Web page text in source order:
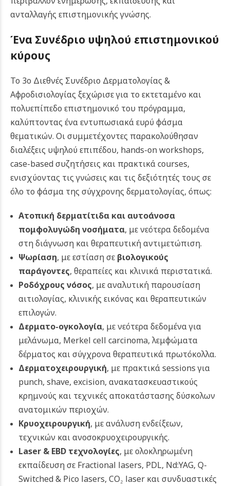
ανταλλαγής επιστημονικής γνώσης.
Ένα Συνέδριο υψηλού επιστημονικού
κύρους
Το 3ο Διεθνές Συνέδριο Δερματολογίας &
Αφροδισιολογίας ξεχώρισε για το εκτεταμένο και
πολυεπίπεδο επιστημονικό του πρόγραμμα,
καλύπτοντας ένα εντυπωσιακά ευρύ φάσμα
θεματικών. Οι συμμετέχοντες παρακολούθησαν
διαλέξεις υψηλού επιπέδου, hands-on workshops,
case-based συζητήσεις και πρακτικά courses,
ενισχύοντας τις γνώσεις και τις δεξιότητές τους σε
όλο το φάσμα της σύγχρονης δερματολογίας, όπως:
Ατοπική δερματίτιδακαι αυτοάνοσα
πομφολυγώδη νοσήματα, με νεότερα δεδομένα
στη διάγνωση και θεραπευτική αντιμετώπιση.
Ψωρίαση, με εστίαση σε βιολογικούς
παράγοντες, θεραπείες και κλινικά περιστατικά.
Ροδόχρους νόσος, με αναλυτική παρουσίαση
αιτιολογίας, κλινικής εικόνας και θεραπευτικών
επιλογών.
Δερματο-ογκολογία, με νεότερα δεδομένα για
μελάνωμα, Merkel cell carcinoma, λεμφώματα
δέρματος και σύγχρονα θεραπευτικά πρωτόκολλα.
Δερματοχειρουργική, με πρακτικά sessions για
punch, shave, excision, ανακατασκευαστικούς
κρημνούς και τεχνικές αποκατάστασης δύσκολων
ανατομικών περιοχών.
Κρυοχειρουργική, με ανάλυση ενδείξεων,
τεχνικών και ανοσοκρυοχειρουργικής.
Laser& EBD τεχνολογίες, με ολοκληρωμένη
εκπαίδευση σε Fractional lasers, PDL, Nd:YAG, Q-
Switched & Pico lasers, CO₂ laser και συνδυαστικές